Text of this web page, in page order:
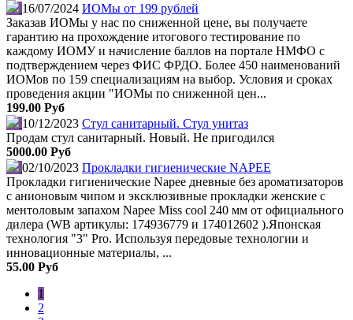
16/07/2024 ИОМы от 199 рублей
Заказав ИОМы у нас по сниженной цене, вы получаете
гарантию на прохождение итогового тестирование по
каждому ИОМУ и начисление баллов на портале НМФО с
подтверждением через ФИС ФРДО. Более 450 наименований
ИОМов по 159 специализациям на выбор. Условия и сроках
проведения акции "ИОМы по сниженной цен...
199.00 Руб
10/12/2023 Стул санитарный. Стул унитаз
Продам стул санитарный. Новый. Не пригодился
5000.00 Руб
02/10/2023 Прокладки гигиенические NAPEE
Прокладки гигиенические Napee дневные без ароматизаторов
с анионовым чипом и эксклюзивные прокладки женские с
ментоловым запахом Napee Miss cool 240 мм от официального
дилера (WB артикулы: 174936779 и 174012602 ).Японская
технология "3" Pro. Используя передовые технологии и
инновационные материалы, ...
55.00 Руб
1
2